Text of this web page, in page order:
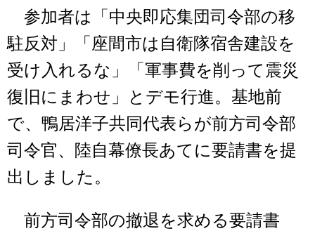
参加者は「中央即応集団司令部の移
駐反対」「座間市は自衛隊宿舎建設を
受け入れるな」「軍事費を削って震災
復旧にまわせ」とデモ行進。基地前
で、鴨居洋子共同代表らが前方司令部
司令官、陸自幕僚長あてに要請書を提
出しました。
前方司令部の撤退を求める要請書